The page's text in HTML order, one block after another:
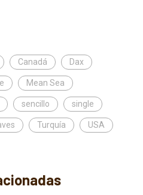
Canadá Dax
Mean Sea
sencillo single
Turquía USA